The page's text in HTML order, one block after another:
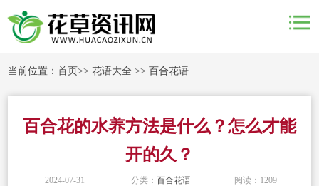
当前位置：首页>>花语大全 >> 百合花语
百合花的水养方法是什么？怎么才能
开的久？
2024-07-31 分类： 百合花语 阅读：1209